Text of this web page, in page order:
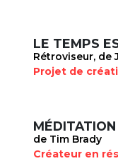
LE TEMPS
Rétroviseur, de
Projet de
de Tim Brady
Créateur en